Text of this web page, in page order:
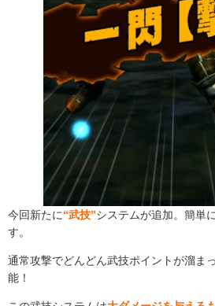
今回新たに“武技”システムが追加。簡単
す。
通常攻撃でどんどん武技ポイントが溜ま
能！